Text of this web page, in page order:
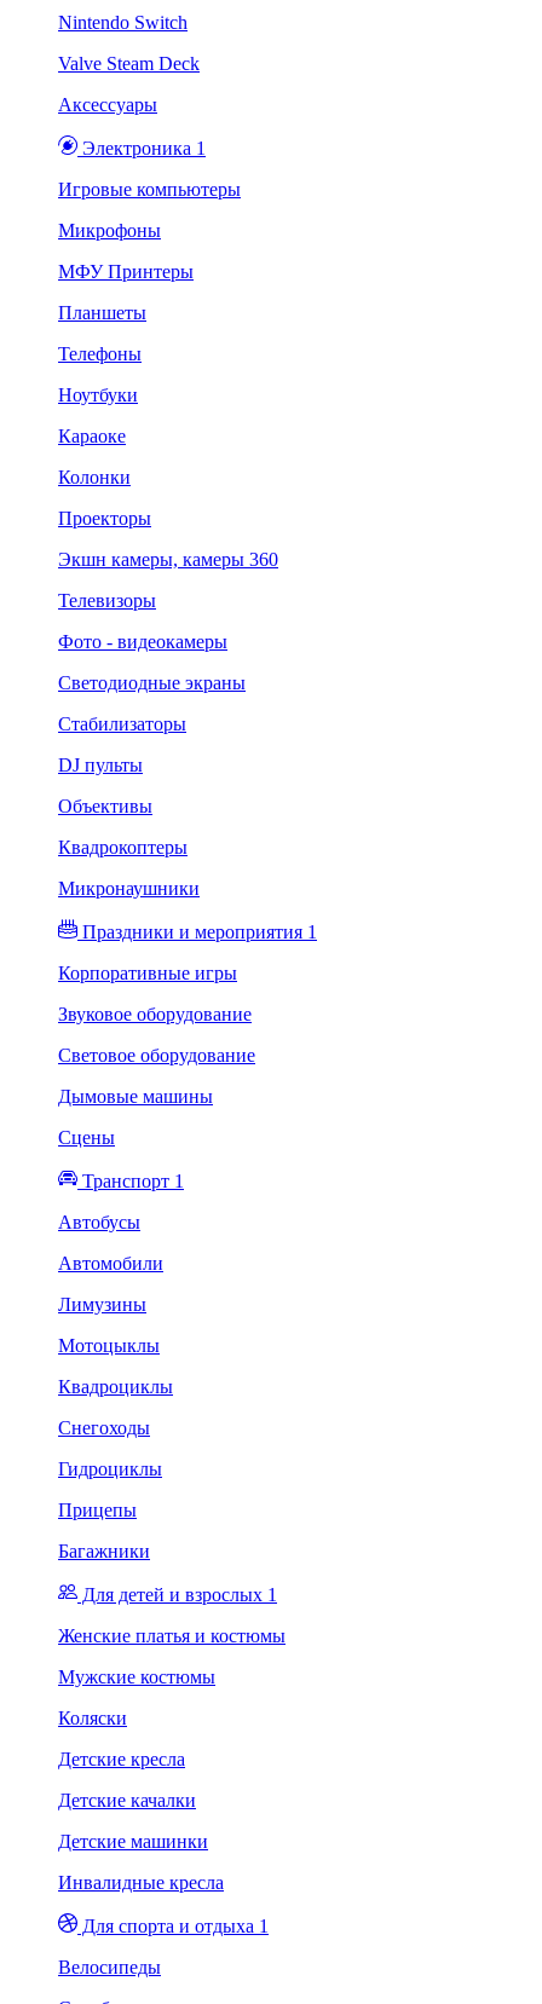
Nintendo Switch
Valve Steam Deck
Аксессуары
Электроника 1
Игровые компьютеры
Микрофоны
МФУ Принтеры
Планшеты
Телефоны
Ноутбуки
Караоке
Колонки
Проекторы
Экшн камеры, камеры 360
Телевизоры
Фото - видеокамеры
Светодиодные экраны
Стабилизаторы
DJ пульты
Объективы
Квадрокоптеры
Микронаушники
Праздники и мероприятия 1
Корпоративные игры
Звуковое оборудование
Световое оборудование
Дымовые машины
Сцены
Транспорт 1
Автобусы
Автомобили
Лимузины
Мотоцыклы
Квадроциклы
Снегоходы
Гидроциклы
Прицепы
Багажники
Для детей и взрослых 1
Женские платья и костюмы
Мужские костюмы
Коляски
Детские кресла
Детские качалки
Детские машинки
Инвалидные кресла
Для спорта и отдыха 1
Велосипеды